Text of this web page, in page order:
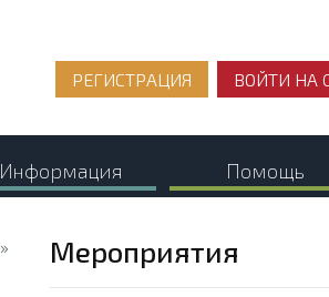
РЕГИСТРАЦИЯ ВОЙТИ НА
Информация Помощь
Мероприятия